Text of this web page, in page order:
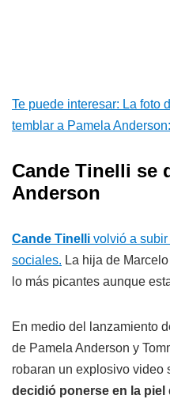
Te puede interesar: La foto
temblar a Pamela
Cande Tinelli se
Anderson
Cande Tinelli volvió a
sociales. La hija de
lo más picantes aunque
En medio del lanzamiento
de Pamela Anderson y
robaran un explosivo video
decidió ponerse en la piel